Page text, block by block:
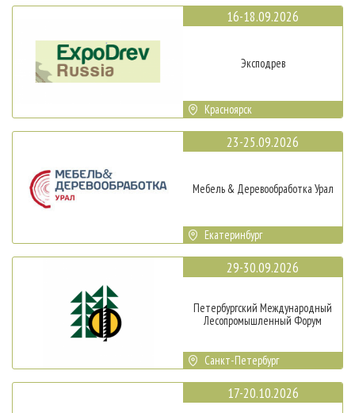
16-18.09.2026
Эксподрев
Красноярск
23-25.09.2026
Мебель & Деревообработка Урал
Екатеринбург
29-30.09.2026
Петербургский Международный
Лесопромышленный Форум
Санкт-Петербург
17-20.10.2026